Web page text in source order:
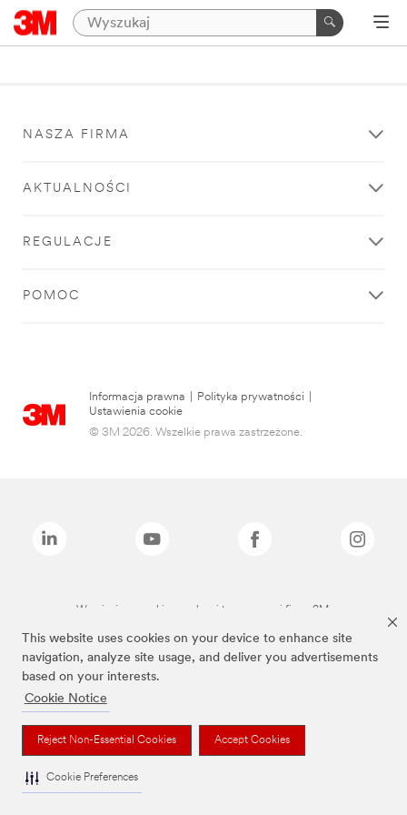
This website uses cookies on your device to enhance site
navigation, analyze site usage, and deliver you advertisements
based on your interests.
Cookie Notice
Reject Non-Essential Cookies Accept Cookies
Cookie Preferences
NASZA FIRMA
AKTUALNOŚCI
REGULACJE
POMOC
Informacja prawna Polityka prywatności
Ustawienia cookie
© 3M 2026. Wszelkie prawa zastrzeżone.
Wymienione marki są znakami towarowymi firmy 3M.